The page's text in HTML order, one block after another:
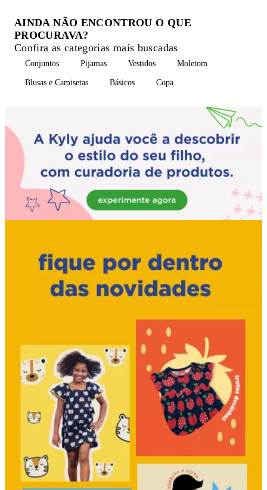
AINDA NÃO ENCONTROU O QUE
PROCURAVA?
Confira as categorias mais buscadas
Conjuntos Pijamas Vestidos Moletom
Blusas e Camisetas Básicos Copa